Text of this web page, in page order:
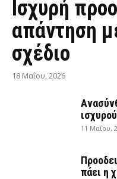
Ισχυρή
απάντηση
σχέδιο
18 Μαΐου, 2026
11 Μαΐου,
πάει η